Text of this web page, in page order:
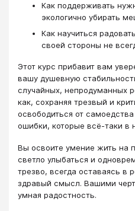
Как поддерживать
экологично убирать
Как научиться
своей стороны не
Этот курс прибавит вам
вашу душевную
случайных, непродуманных
как, сохраняя трезвый и
освободиться от
ошибки, которые всё-таки
Вы освоите умение жить на
светло улыбаться и
трезво, всегда оставаясь в
здравый смысл. Вашими
умная радостность.